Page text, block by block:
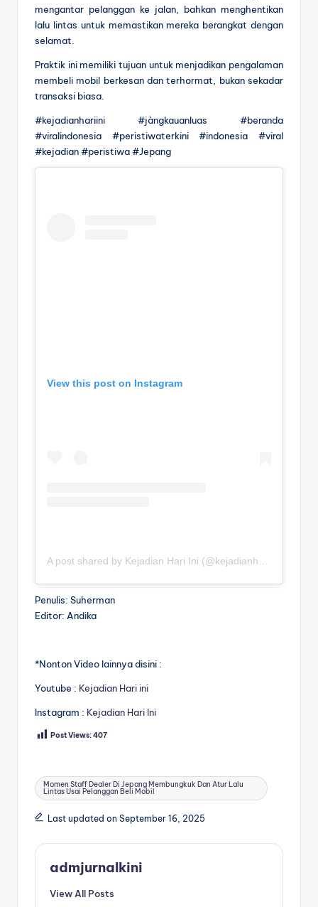
mengantar pelanggan ke jalan, bahkan menghentikan
lalu lintas untuk memastikan mereka berangkat dengan
selamat.
Praktik ini memiliki tujuan untuk menjadikan pengalaman
membeli mobil berkesan dan terhormat, bukan sekadar
transaksi biasa.
#kejadianhariini #jàngkauanluas #beranda
#viralindonesia #peristiwaterkini #indonesia #viral
#kejadian #peristiwa #Jepang
View this post on Instagram
Penulis: Suherman
Editor: Andika
*Nonton Video lainnya disini :
Youtube : Kejadian Hari ini
Instagram : Kejadian Hari Ini
Post Views:407
Tags:
Momen Staff Dealer Di Jepang Membungkuk Dan Atur Lalu
Lintas Usai Pelanggan Beli Mobil
Last updated on September 16, 2025
admjurnalkini
View All Posts